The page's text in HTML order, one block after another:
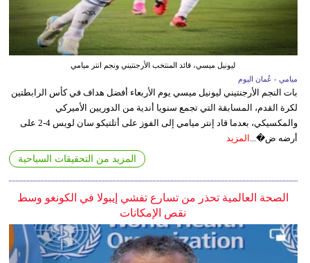
ليونيل ميسي، قائد المنتخب الأرجنتيني ونجم انتر ميامي
ميامي - عُمان اليوم
بات النجم الأرجنتيني ليونيل ميسي يوم الأربعاء أفضل هداف في كأس الرابطتين
لكرة القدم، المسابقة التي تجمع سنويا أندية من الدوريين الأميركي
والمكسيكي، بعدما قاد إنتر ميامي إلى الفوز على أتلتيكو سان لويس 4-2 على
أرضه ض�... المزيد
المزيد من التحقيقات السياحية
الصحة العالمية تحذر من تسارع تفشي إيبولا في الكونغو وسط
نقص الإمكانات